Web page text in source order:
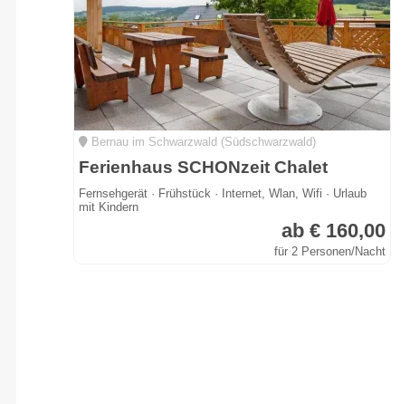
Bernau im Schwarzwald (Südschwarzwald)
Ferienhaus SCHONzeit Chalet
Fernsehgerät · Frühstück · Internet, Wlan, Wifi · Urlaub
mit Kindern
ab € 160,00
für 2 Personen/Nacht